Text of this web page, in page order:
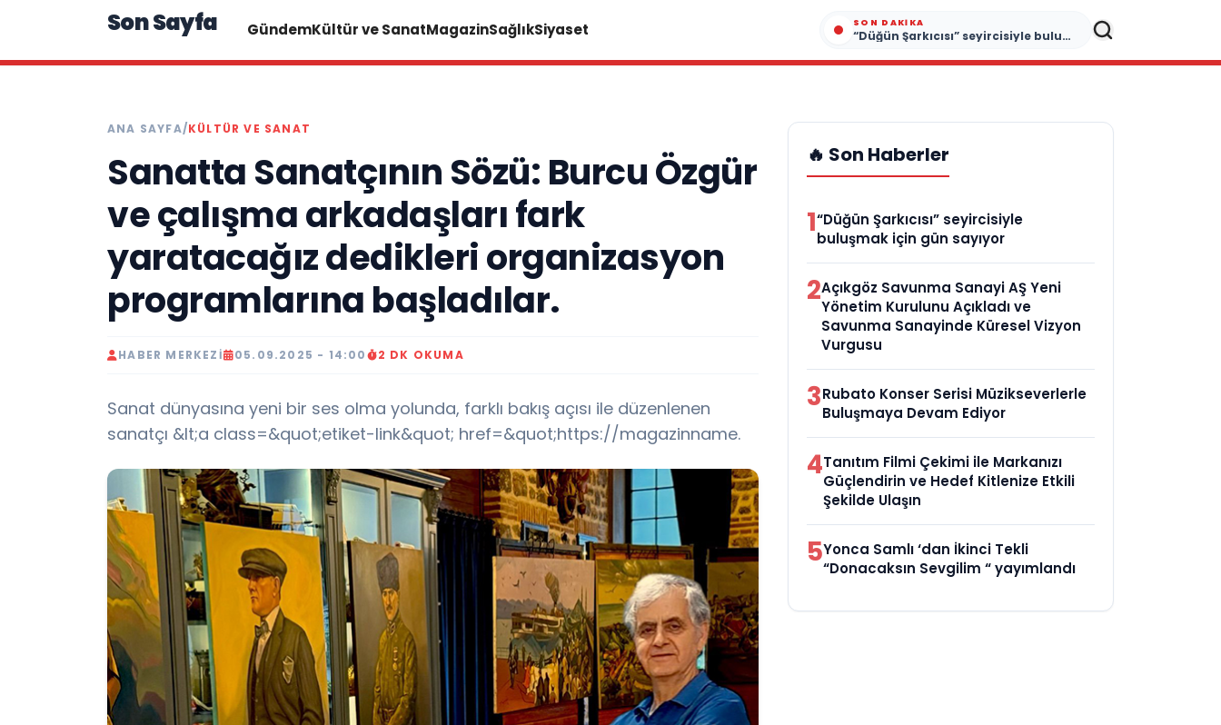
Son Sayfa GündemKültür ve SanatMagazinSağlıkSiyaset SON DAKIKA
“Düğün Şarkıcısı” seyircisiyle buluşmak için gün sayıyor
ANA SAYFA/KÜLTÜR VE SANAT
Sanatta Sanatçının Sözü: Burcu Özgür
ve çalışma arkadaşları fark
yaratacağız dedikleri organizasyon
programlarına başladılar.
HABER MERKEZI 05.09.2025 - 14:00 2 DK OKUMA
Sanat dünyasına yeni bir ses olma yolunda, farklı bakış açısı ile düzenlenen
sanatçı &lt;a class=&quot;etiket-link&quot; href=&quot;https://magazinname.
🔥 Son Haberler
1“Düğün Şarkıcısı” seyircisiyle
buluşmak için gün sayıyor
2Açıkgöz Savunma Sanayi AŞ Yeni
Yönetim Kurulunu Açıkladı ve
Savunma Sanayinde Küresel Vizyon
Vurgusu
3Rubato Konser Serisi Müzikseverlerle
Buluşmaya Devam Ediyor
4Tanıtım Filmi Çekimi ile Markanızı
Güçlendirin ve Hedef Kitlenize Etkili
Şekilde Ulaşın
5Yonca Samlı ‘dan İkinci Tekli
“Donacaksın Sevgilim “ yayımlandı